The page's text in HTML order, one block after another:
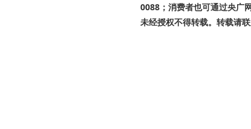
0088；消费者也可通过央广
未经授权不得转载。转载请